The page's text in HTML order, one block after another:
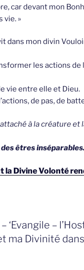
car devant mon
vie. »
dans mon divin
les actions de
vie entre elle et Dieu.
de pas, de
à la créature et
êtres
la Divine Volonté
‘Evangile –
ma Divinité